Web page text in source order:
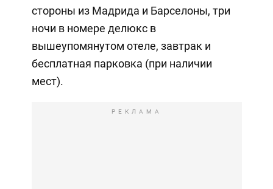
стороны из Мадрида и Барселоны, три
ночи в номере делюкс в
вышеупомянутом отеле, завтрак и
бесплатная парковка (при наличии
мест).
РЕКЛАМА